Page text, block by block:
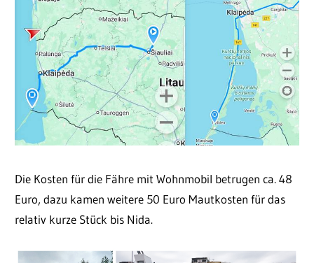
Die Kosten für die Fähre mit Wohnmobil betrugen ca. 48
Euro, dazu kamen weitere 50 Euro Mautkosten für das
relativ kurze Stück bis Nida.